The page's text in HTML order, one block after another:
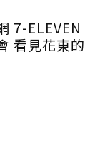
7-ELEVEN
看見花東的